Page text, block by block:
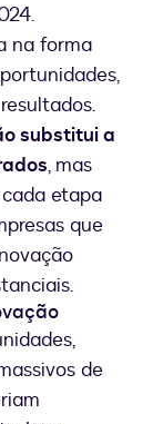
na forma
substitui a
, mas
etapa
que
de